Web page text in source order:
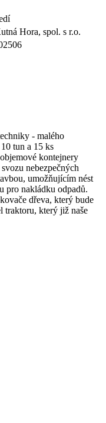
Hora, spol. s r.o.
- malého
tun a 15 ks
kontejnery
nebezpečných
umožňujícím nést
pro nakládku odpadů.
dřeva, který bude
traktoru, který již naše